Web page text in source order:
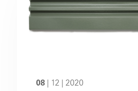
08| 12 | 2020